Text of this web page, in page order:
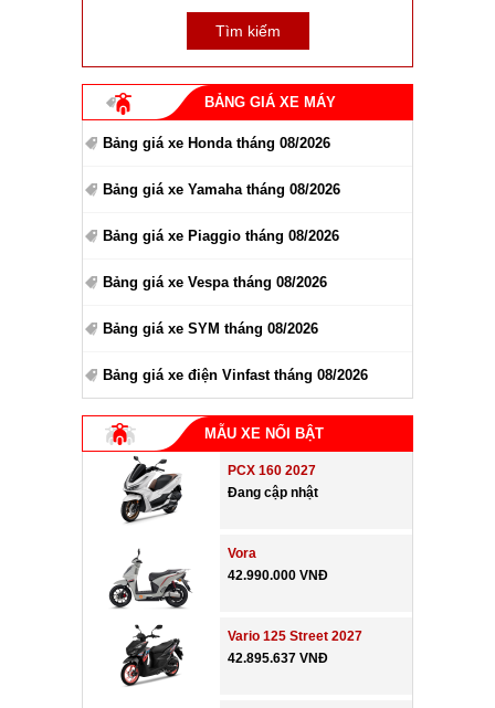
BẢNG GIÁ XE MÁY
Bảng giá xe Honda tháng 08/2026
Bảng giá xe Yamaha tháng 08/2026
Bảng giá xe Piaggio tháng 08/2026
Bảng giá xe Vespa tháng 08/2026
Bảng giá xe SYM tháng 08/2026
Bảng giá xe điện Vinfast tháng 08/2026
MẪU XE NỔI BẬT
PCX 160 2027
Đang cập nhật
Vora
42.990.000 VNĐ
Vario 125 Street 2027
42.895.637 VNĐ